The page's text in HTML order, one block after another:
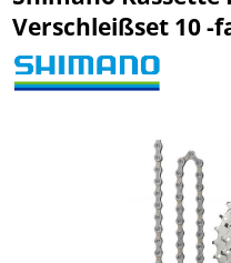
Verschleißset 10 -